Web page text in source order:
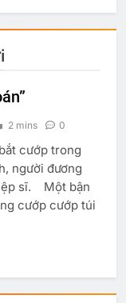
2 mins 0
cướp trong
người đương
sĩ. Một bận
cướp cướp túi